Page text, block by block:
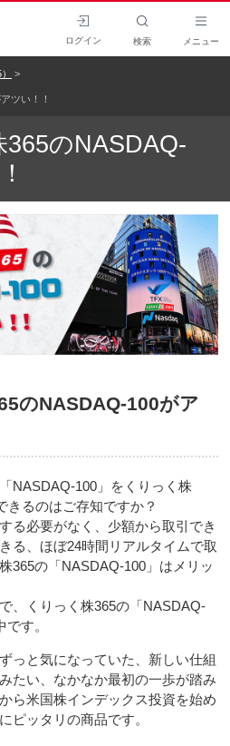
ログイン 検索 メニュー
ツい！！
のNASDAQ-
のNASDAQ-100がア
NASDAQ-100」をくりっく株
きるのはご存知ですか？
る必要がなく、少額から取引でき
る、ほぼ24時間リアルタイムで取
365の「NASDAQ-100」はメリッ
、くりっく株365の「NASDAQ-
す。
っと気になっていた、新しい仕組
たい、なかなか最初の一歩が踏み
ら米国株インデックス投資を始め
ピッタリの商品です。